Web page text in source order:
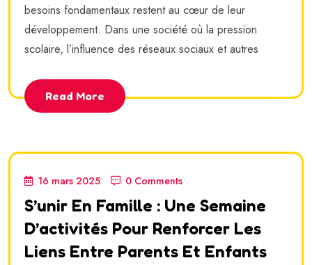
besoins fondamentaux restent au cœur de leur
développement. Dans une société où la pression
scolaire, l’influence des réseaux sociaux et autres
Read More
16 mars 2025 0 Comments
S’unir En Famille : Une Semaine
D’activités Pour Renforcer Les
Liens Entre Parents Et Enfants